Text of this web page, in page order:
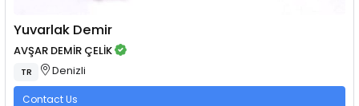
Yuvarlak Demir
AVŞAR DEMİR ÇELİK
TR Denizli
Contact Us